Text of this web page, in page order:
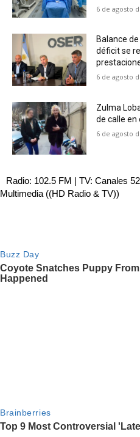
6 de agosto
Balance
déficit se
6 de agosto
Zulma
de calle
6 de agosto
Radio: 102.5 FM | TV: Canales
Multimedia ((HD Radio & TV))